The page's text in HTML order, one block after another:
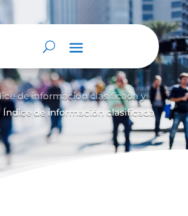
de información clasificada y
Índice de información clasificada